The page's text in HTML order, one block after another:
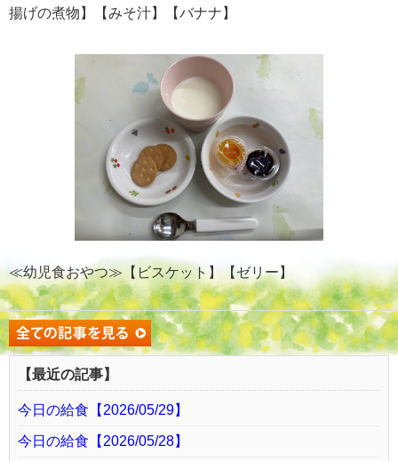
揚げの煮物】【みそ汁】【バナナ】
≪幼児食おやつ≫【ビスケット】【ゼリー】
【最近の記事】
今日の給食【2026/05/29】
今日の給食【2026/05/28】